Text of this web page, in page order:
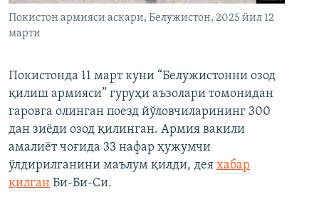
Покистон армияси аскари, Белужистон, 2025 йил 12
марти
Покистонда 11 март куни “Белужистонни озод
қилиш армияси” гуруҳи аъзолари томонидан
гаровга олинган поезд йўловчиларининг 300
дан зиёди озод қилинган. Армия вакили
амалиёт чоғида 33 нафар ҳужумчи
ўлдирилганини маълум қилди, дея хабар
қилган Би-Би-Си.